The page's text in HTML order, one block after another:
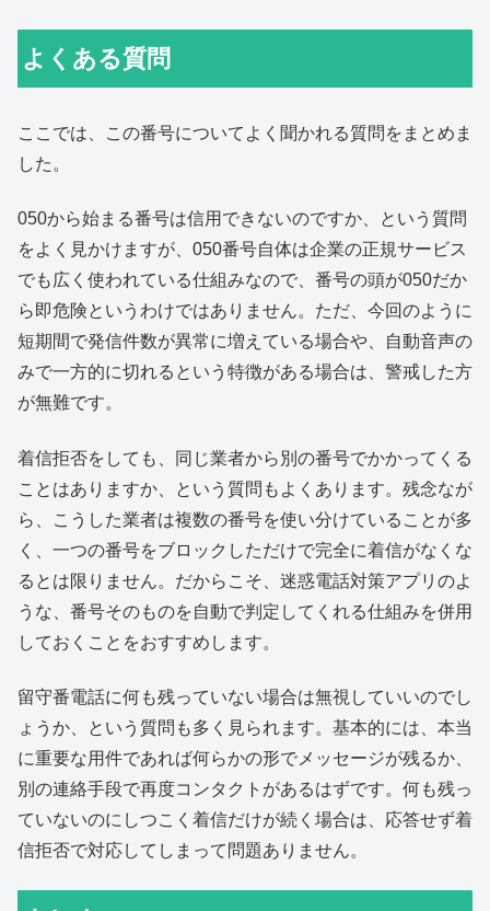
よくある質問
ここでは、この番号についてよく聞かれる質問をまとめま
した。
050から始まる番号は信用できないのですか、という質問
をよく見かけますが、050番号自体は企業の正規サービス
でも広く使われている仕組みなので、番号の頭が050だか
ら即危険というわけではありません。ただ、今回のように
短期間で発信件数が異常に増えている場合や、自動音声の
みで一方的に切れるという特徴がある場合は、警戒した方
が無難です。
着信拒否をしても、同じ業者から別の番号でかかってくる
ことはありますか、という質問もよくあります。残念なが
ら、こうした業者は複数の番号を使い分けていることが多
く、一つの番号をブロックしただけで完全に着信がなくな
るとは限りません。だからこそ、迷惑電話対策アプリのよ
うな、番号そのものを自動で判定してくれる仕組みを併用
しておくことをおすすめします。
留守番電話に何も残っていない場合は無視していいのでし
ょうか、という質問も多く見られます。基本的には、本当
に重要な用件であれば何らかの形でメッセージが残るか、
別の連絡手段で再度コンタクトがあるはずです。何も残っ
ていないのにしつこく着信だけが続く場合は、応答せず着
信拒否で対応してしまって問題ありません。